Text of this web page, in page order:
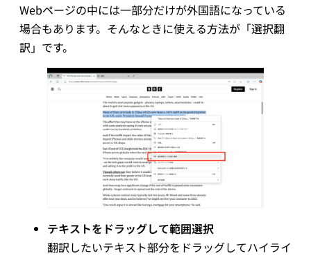
Webページの中には一部分だけが外国語になっている
場合もあります。そんなときに使える方法が「選択翻
訳」です。
テキストをドラッグして範囲選択
翻訳したいテキスト部分をドラッグしてハイライ